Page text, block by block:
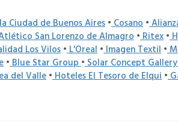
Ciudad de Buenos Aires •Cosano •
San Lorenzo de Almagro •Ritex •
Los Vilos •L'Oreal •Imagen Textil •
•Blue Star Group•Solar Concept
del Valle •Hoteles El Tesoro de Elqui •